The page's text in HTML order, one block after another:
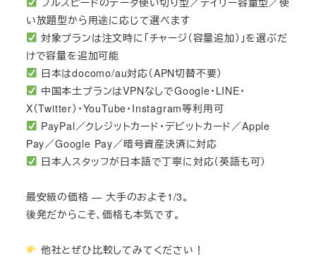
い放題型から用途に応じて選べます
対象プランは注文時に「チャージ（容量追加）」を選ぶだ
けで容量を追加可能
日本はdocomo/au対応（APN切替不要）
中国本土プランはVPNなしでGoogle・LINE・
X（Twitter）・YouTube・Instagram等利用可
PayPal／クレジットカード・デビットカード／Apple
Pay／Google Pay／暗号資産決済に対応
日本人スタッフが日本語で丁寧に対応（英語も可）
最安級の価格 — 大手のおよそ1/3。
後発だからこそ、価格も本気です。
他社とぜひ比較してみてください！